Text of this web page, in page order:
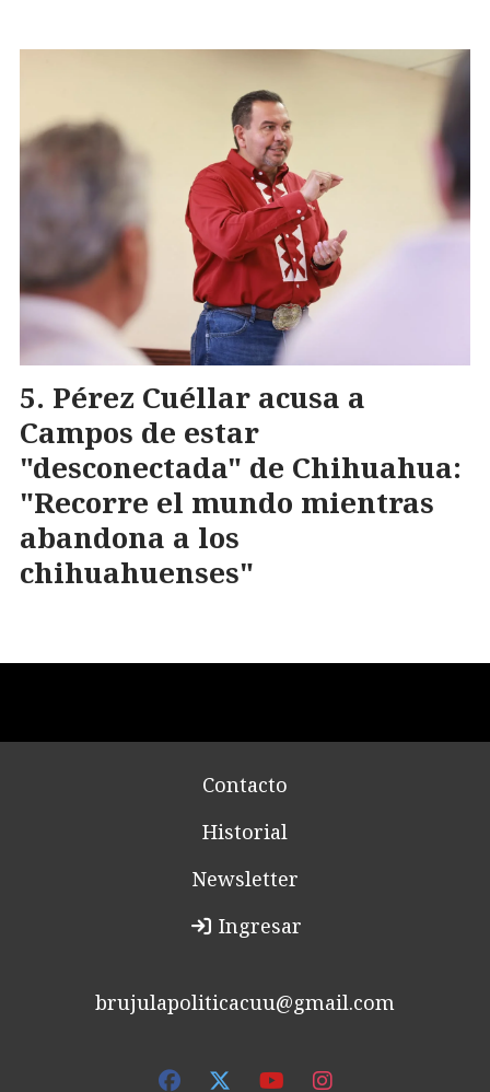
Pérez Cuéllar acusa a
Campos de estar
"desconectada" de Chihuahua:
"Recorre el mundo mientras
abandona a los
chihuahuenses"
Contacto
Historial
Newsletter
Ingresar
brujulapoliticacuu@gmail.com